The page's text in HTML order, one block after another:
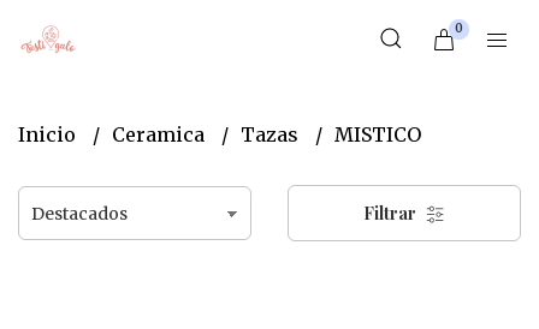
0
Inicio Ceramica Tazas MISTICO
Filtrar